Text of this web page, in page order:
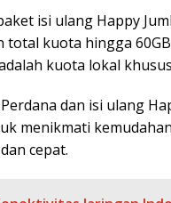
isi ulang Happy
total kuota hingga
kuota lokal
dan isi ulang
menikmati
cepat.